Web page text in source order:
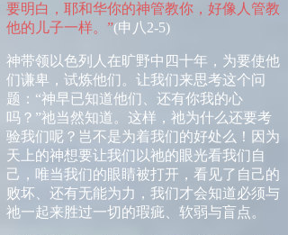
要明白，耶和华你的神管教你，好像人管教
他的儿子一样。”(申八 2-5)
神带领以色列人在旷野中四十年，为要使他
们谦卑，试炼他们。 让我们来思考这个问
题 ： “神早已知道他们、还有你我的心
吗？ ”祂当然知道。这样，祂为什么还要考
验我们呢？岂不是为着我们的好处么！ 因为
天上的神想要让我们以祂的眼光看我们自
己， 唯当我们的眼睛被打开，看见了自己的
败坏、还有无能为力，我们才会知道必须与
祂一起来胜过一切的瑕疵、软弱与盲点。